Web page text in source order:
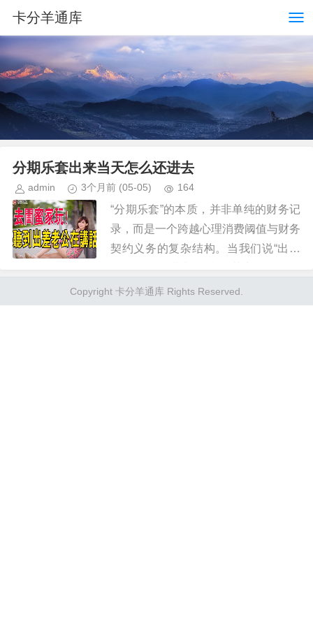
卡分羊通库
分期乐套出来当天怎么还进去
admin 3个月前 (05-05) 164
“分期乐套”的本质，并非单纯的财务记
录，而是一个跨越心理消费阈值与财务
契约义务的复杂结构。当我们说“出来
极度情绪驱动、消费冲动达到顶峰的时
刻，重新建立起理性约束力，从...
Copyright 卡分羊通库 Rights Reserved.